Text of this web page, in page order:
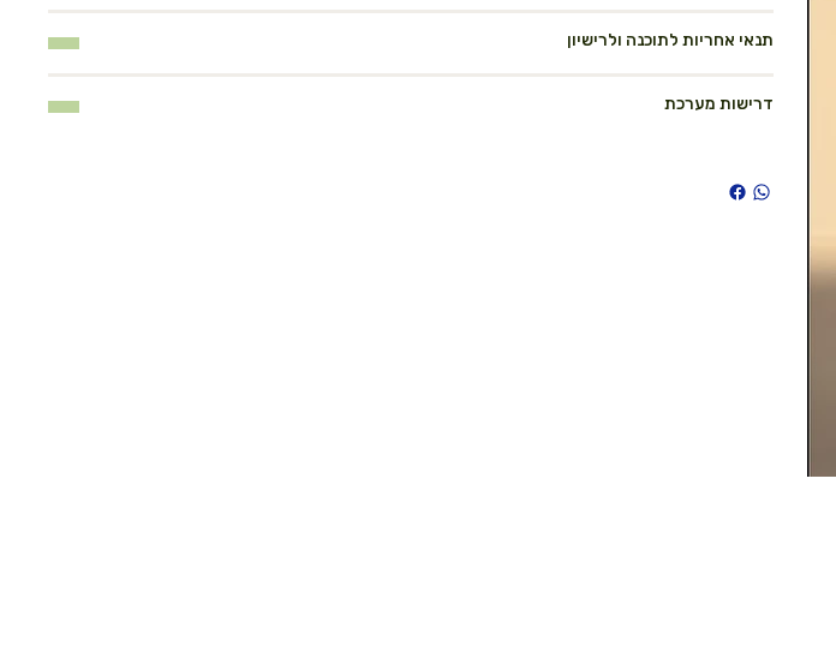
תנאי אחריות לתוכנה ולרישיון
דרישות מערכת